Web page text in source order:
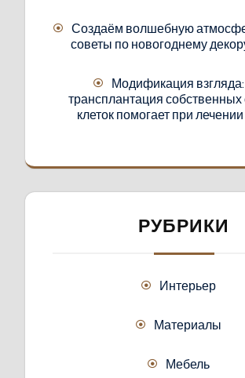
Создаём волшебную
советы по новогоднему
Модификация взгляда:
трансплантация
клеток помогает при
РУБРИКИ
Интерьер
Материалы
Мебель